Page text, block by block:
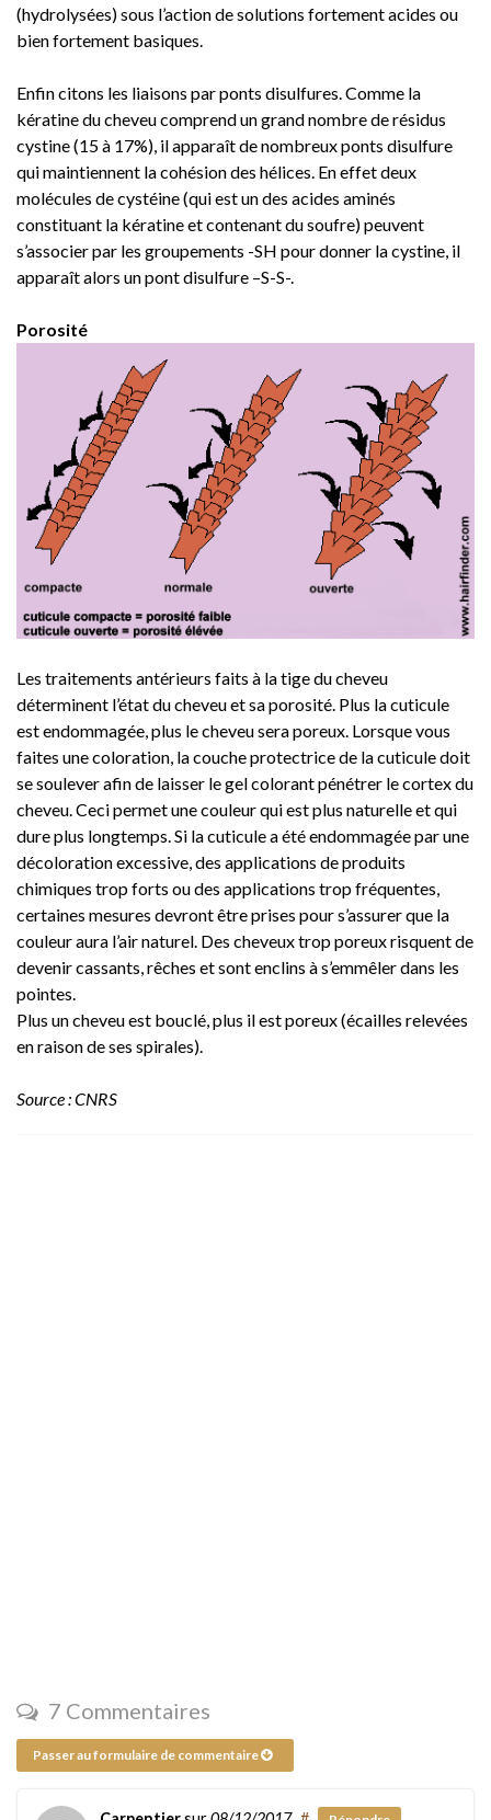
(hydrolysées) sous l’action de solutions fortement acides ou
bien fortement basiques.
Enfin citons les liaisons par ponts disulfures. Comme la
kératine du cheveu comprend un grand nombre de résidus
cystine (15 à 17%), il apparaît de nombreux ponts disulfure
qui maintiennent la cohésion des hélices. En effet deux
molécules de cystéine (qui est un des acides aminés
constituant la kératine et contenant du soufre) peuvent
s’associer par les groupements -SH pour donner la cystine, il
apparaît alors un pont disulfure –S-S-.
Porosité
Les traitements antérieurs faits à la tige du cheveu
déterminent l’état du cheveu et sa porosité. Plus la cuticule
est endommagée, plus le cheveu sera poreux. Lorsque vous
faites une coloration, la couche protectrice de la cuticule doit
se soulever afin de laisser le gel colorant pénétrer le cortex du
cheveu. Ceci permet une couleur qui est plus naturelle et qui
dure plus longtemps. Si la cuticule a été endommagée par une
décoloration excessive, des applications de produits
chimiques trop forts ou des applications trop fréquentes,
certaines mesures devront être prises pour s’assurer que la
couleur aura l’air naturel. Des cheveux trop poreux risquent de
devenir cassants, rêches et sont enclins à s’emmêler dans les
pointes.
Plus un cheveu est bouclé, plus il est poreux (écailles relevées
en raison de ses spirales).
Source : CNRS
7 Commentaires
Passer au formulaire de commentaire